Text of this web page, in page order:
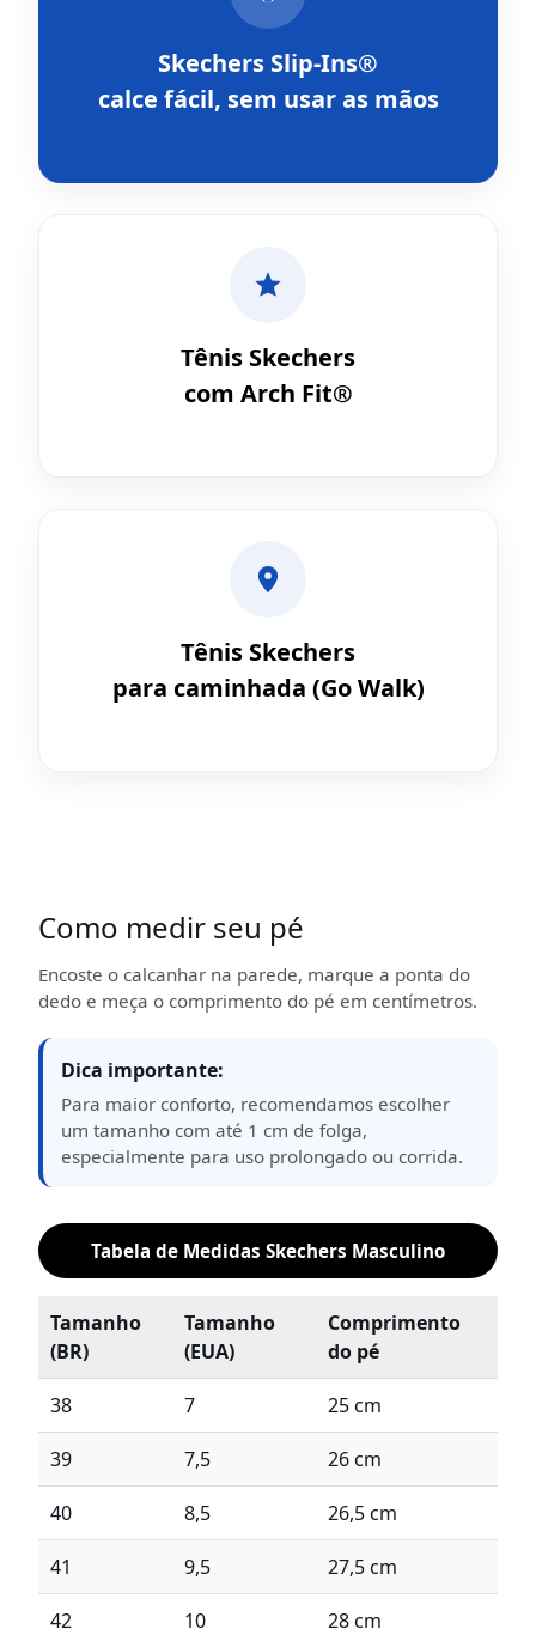
Skechers Slip-Ins®
calce fácil, sem usar as mãos
Tênis Skechers
com Arch Fit®
Tênis Skechers
para caminhada (Go Walk)
Como medir seu pé
Encoste o calcanhar na parede, marque a ponta do
dedo e meça o comprimento do pé em centímetros.
Dica importante:
Para maior conforto, recomendamos escolher
um tamanho com até 1 cm de folga,
especialmente para uso prolongado ou corrida.
Tabela de Medidas Skechers Masculino
Tamanho
(BR)
Tamanho
(EUA)
Comprimento
do pé
38 7 25 cm
39 7,5 26 cm
40 8,5 26,5 cm
41 9,5 27,5 cm
42 10 28 cm